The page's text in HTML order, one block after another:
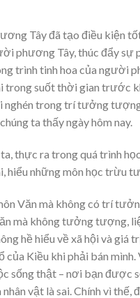
Tây đã tạo điều kiện
phương Tây, thúc đẩy
trình tinh hoa của người
trong suốt thời gian trước
trong trí tưởng
ta thấy ngày hôm nay.
ta, thực ra trong quá trình
hiểu những môn học trừu
Văn mà không có trí
mà không tưởng tượng,
hề hiểu về xã hội và
của Kiều khi phải bán
sống thật – nơi bạn
vật là sai. Chính vì